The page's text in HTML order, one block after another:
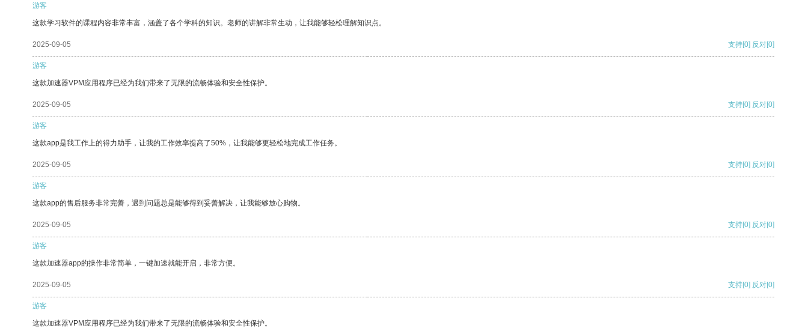
游客
这款学习软件的课程内容非常丰富，涵盖了各个学科的知识。老师的讲解非常生动，让我能够轻松理解知识点。
2025-09-05 支持[0] 反对[0]
游客
这款加速器VPM应用程序已经为我们带来了无限的流畅体验和安全性保护。
2025-09-05 支持[0] 反对[0]
游客
这款app是我工作上的得力助手，让我的工作效率提高了50%，让我能够更轻松地完成工作任务。
2025-09-05 支持[0] 反对[0]
游客
这款app的售后服务非常完善，遇到问题总是能够得到妥善解决，让我能够放心购物。
2025-09-05 支持[0] 反对[0]
游客
这款加速器app的操作非常简单，一键加速就能开启，非常方便。
2025-09-05 支持[0] 反对[0]
游客
这款加速器VPM应用程序已经为我们带来了无限的流畅体验和安全性保护。